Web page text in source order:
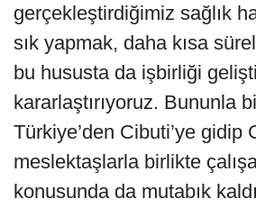
gerçekleştirdiğimiz sağlık
sık yapmak, daha kısa
bu hususta da işbirliği
kararlaştırıyoruz. Bununla
Türkiye’den Cibuti’ye gidip
meslektaşlarla birlikte
konusunda da mutabık